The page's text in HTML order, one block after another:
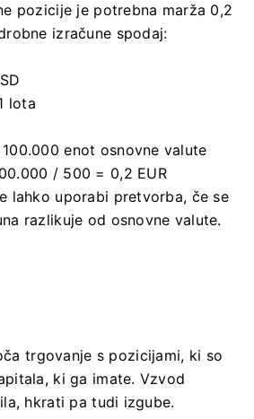
pozicije je potrebna marža 0,2
izračune spodaj:
lota
enot osnovne valute
/ 500 = 0,2 EUR
lahko uporabi pretvorba, če se
razlikuje od osnovne valute.
trgovanje s pozicijami, ki so
ki ga imate. Vzvod
hkrati pa tudi izgube.